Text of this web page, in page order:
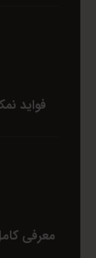
فواید
معرفی